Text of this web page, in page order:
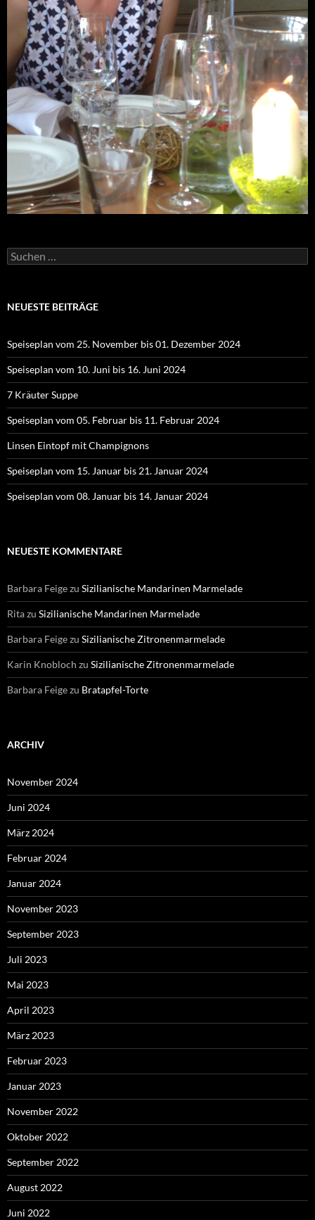
Suchen
nach:
NEUESTE BEITRÄGE
Speiseplan vom 25. November bis 01. Dezember 2024
Speiseplan vom 10. Juni bis 16. Juni 2024
7 Kräuter Suppe
Speiseplan vom 05. Februar bis 11. Februar 2024
Linsen Eintopf mit Champignons
Speiseplan vom 15. Januar bis 21. Januar 2024
Speiseplan vom 08. Januar bis 14. Januar 2024
NEUESTE KOMMENTARE
Barbara Feigezu Sizilianische Mandarinen Marmelade
Ritazu Sizilianische Mandarinen Marmelade
Barbara Feigezu Sizilianische Zitronenmarmelade
Karin Knobloch zu Sizilianische Zitronenmarmelade
Barbara Feigezu Bratapfel-Torte
ARCHIV
November 2024
Juni 2024
März 2024
Februar 2024
Januar 2024
November 2023
September 2023
Juli 2023
Mai 2023
April 2023
März 2023
Februar 2023
Januar 2023
November 2022
Oktober 2022
September 2022
August 2022
Juni 2022